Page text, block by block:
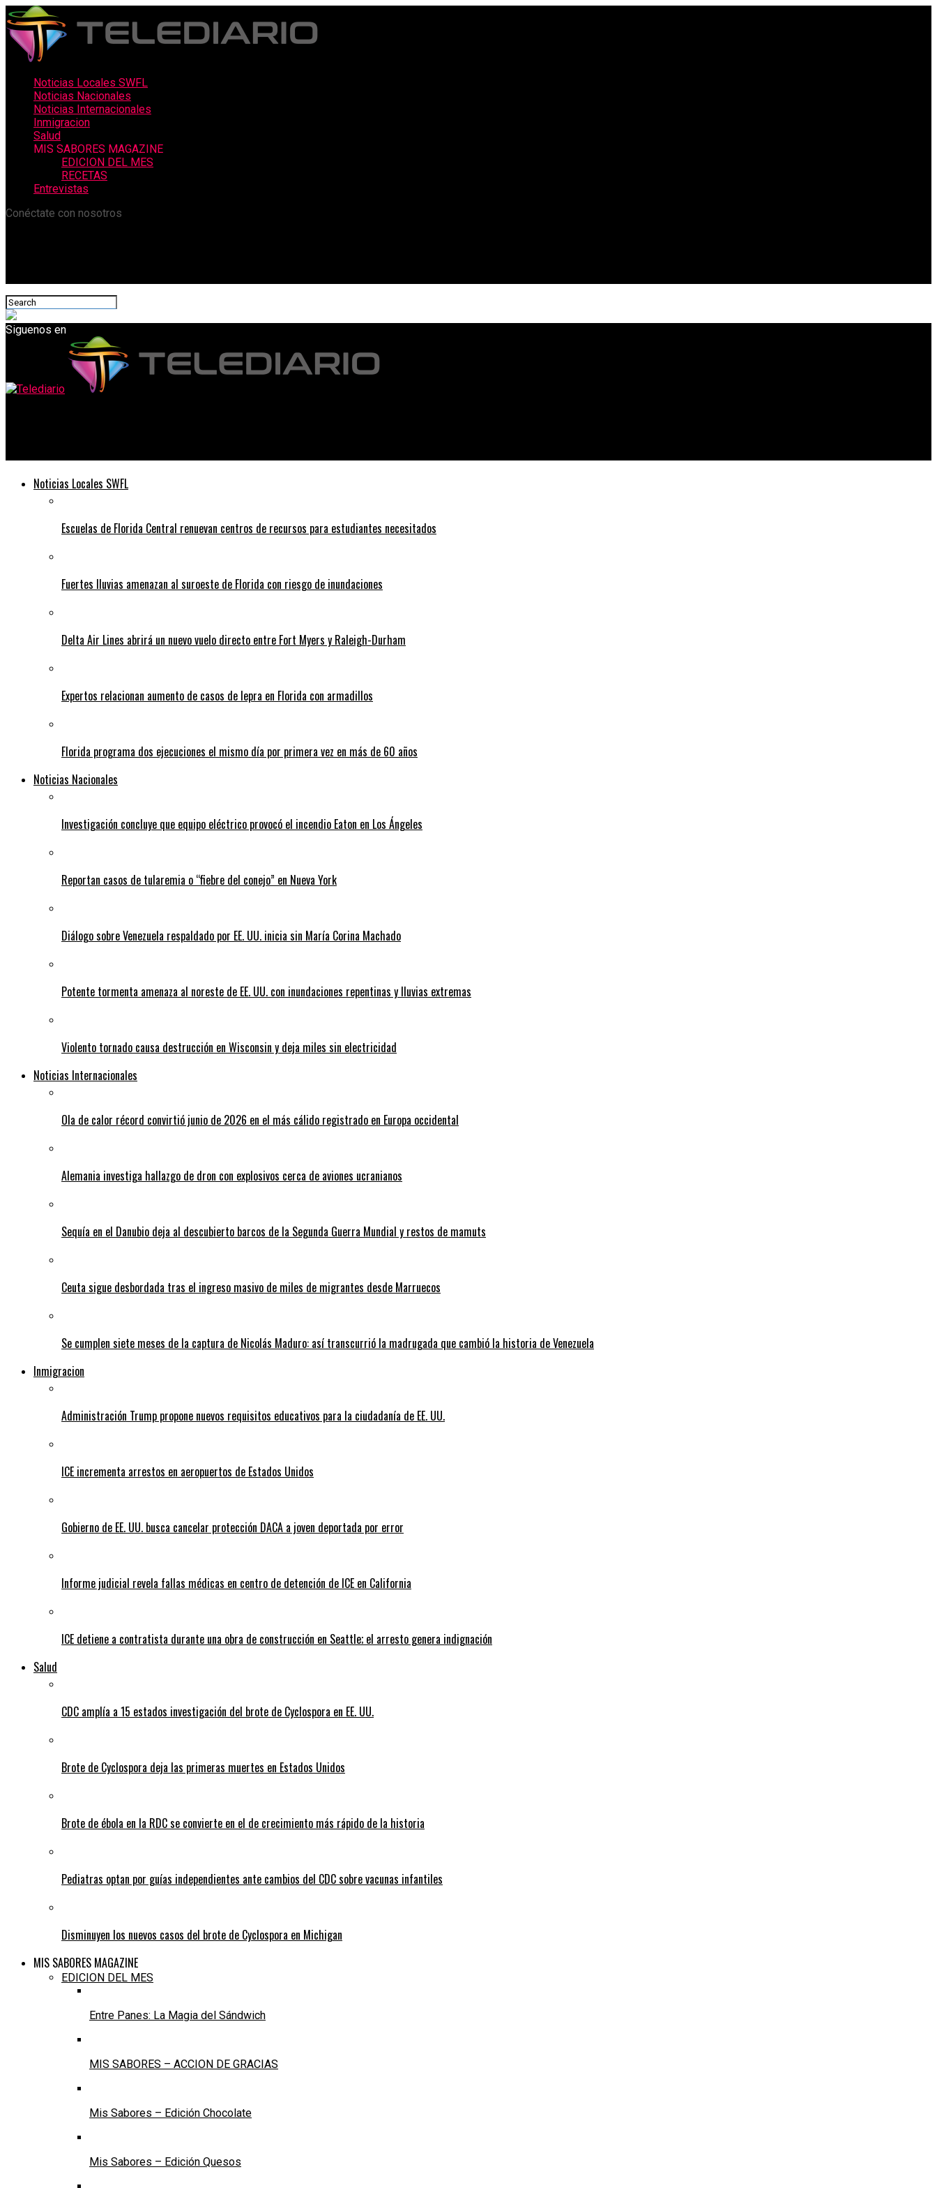
Noticias Locales SWFL
Noticias Nacionales
Noticias Internacionales
Inmigracion
Salud
MIS SABORES MAGAZINE
EDICION DEL MES
RECETAS
Entrevistas
Conéctate con nosotros
Siguenos en
Noticias Locales SWFL
Escuelas de Florida Central renuevan centros de recursos para estudiantes necesitados
Fuertes lluvias amenazan al suroeste de Florida con riesgo de inundaciones
Delta Air Lines abrirá un nuevo vuelo directo entre Fort Myers y Raleigh-Durham
Expertos relacionan aumento de casos de lepra en Florida con armadillos
Florida programa dos ejecuciones el mismo día por primera vez en más de 60 años
Noticias Nacionales
Investigación concluye que equipo eléctrico provocó el incendio Eaton en Los Ángeles
Reportan casos de tularemia o “fiebre del conejo” en Nueva York
Diálogo sobre Venezuela respaldado por EE. UU. inicia sin María Corina Machado
Potente tormenta amenaza al noreste de EE. UU. con inundaciones repentinas y lluvias extremas
Violento tornado causa destrucción en Wisconsin y deja miles sin electricidad
Noticias Internacionales
Ola de calor récord convirtió junio de 2026 en el más cálido registrado en Europa occidental
Alemania investiga hallazgo de dron con explosivos cerca de aviones ucranianos
Sequía en el Danubio deja al descubierto barcos de la Segunda Guerra Mundial y restos de mamuts
Ceuta sigue desbordada tras el ingreso masivo de miles de migrantes desde Marruecos
Se cumplen siete meses de la captura de Nicolás Maduro: así transcurrió la madrugada que cambió la historia de Venezuela
Inmigracion
Administración Trump propone nuevos requisitos educativos para la ciudadanía de EE. UU.
ICE incrementa arrestos en aeropuertos de Estados Unidos
Gobierno de EE. UU. busca cancelar protección DACA a joven deportada por error
Informe judicial revela fallas médicas en centro de detención de ICE en California
ICE detiene a contratista durante una obra de construcción en Seattle; el arresto genera indignación
Salud
CDC amplía a 15 estados investigación del brote de Cyclospora en EE. UU.
Brote de Cyclospora deja las primeras muertes en Estados Unidos
Brote de ébola en la RDC se convierte en el de crecimiento más rápido de la historia
Pediatras optan por guías independientes ante cambios del CDC sobre vacunas infantiles
Disminuyen los nuevos casos del brote de Cyclospora en Michigan
MIS SABORES MAGAZINE
EDICION DEL MES
Entre Panes: La Magia del Sándwich
MIS SABORES – ACCION DE GRACIAS
Mis Sabores – Edición Chocolate
Mis Sabores – Edición Quesos